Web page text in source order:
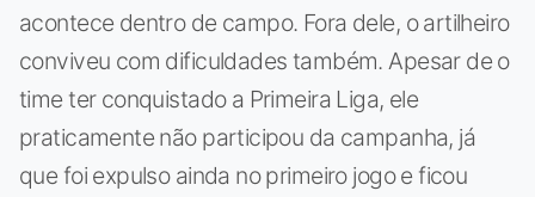
acontece dentro de campo. Fora dele, o artilheiro
conviveu com dificuldades também. Apesar de o
time ter conquistado a Primeira Liga, ele
praticamente não participou da campanha, já
que foi expulso ainda no primeiro jogo e ficou